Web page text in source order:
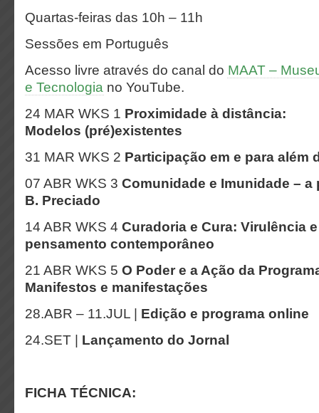
Quartas-feiras das 10h – 11h
Sessões em Português
Acesso livre através do canal do MAAT –
e Tecnologia no YouTube.
24 MAR WKS 1 Proximidade à distância:
Modelos (pré)existentes
31 MAR WKS 2 Participação em e para além
07 ABR WKS 3 Comunidade e Imunidade – a
B. Preciado
14 ABR WKS 4 Curadoria e Cura: Virulência
pensamento contemporâneo
21 ABR WKS 5 O Poder e a Ação da
Manifestos e manifestações
28.ABR – 11.JUL |
Edição e programa online
24.SET |
Lançamento do Jornal
FICHA TÉCNICA: